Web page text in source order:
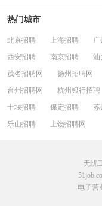
热门城市
北京招聘 上海招聘 广
西安招聘
南京招聘 汕
茂名招聘网
扬州招聘网
台州招聘网
杭州银行招聘
十堰招聘
保定招聘 苏
乐山招聘
上饶招聘网
无忧
电子营